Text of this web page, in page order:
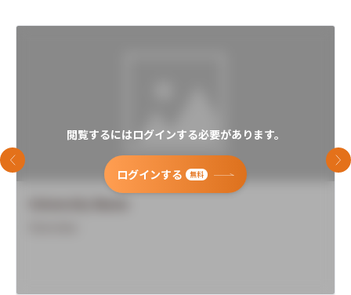
閲覧するにはログインする必要があります。
ログインする 無料
前のスライド 次